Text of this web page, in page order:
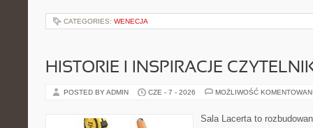
CATEGORIES: WENECJA
HISTORIE I INSPIRACJE
POSTED BY ADMIN CZE - 7 - 2026 MOŻLIWOŚĆ
Sala Lacerta to